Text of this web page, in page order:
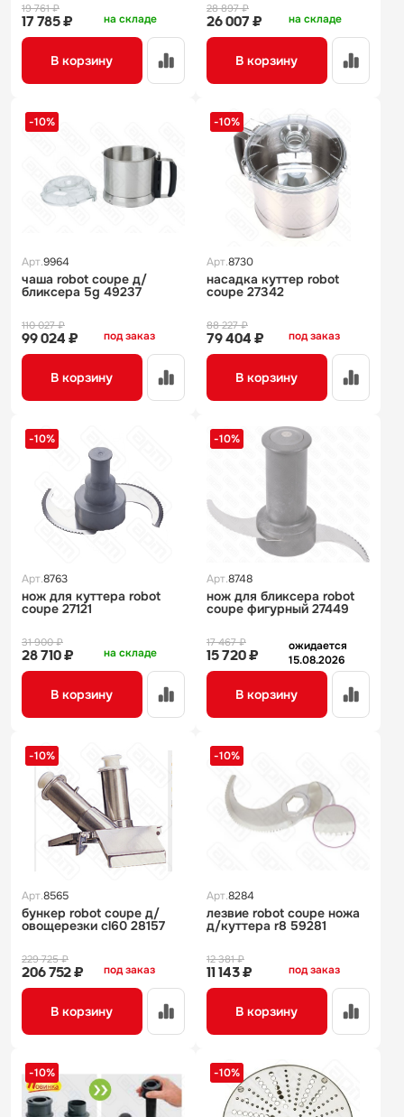
на складе
17 785 ₽
19 761 ₽
В корзину
на складе
26 007 ₽
28 897 ₽
В корзину
-10%
Арт.9964
чаша robot coupe д/
бликсера 5g 49237
под заказ
99 024 ₽
110 027 ₽
В корзину
-10%
Арт.8730
насадка куттер robot
coupe 27342
под заказ
79 404 ₽
88 227 ₽
В корзину
-10%
Арт.8763
нож для куттера robot
coupe 27121
на складе
28 710 ₽
31 900 ₽
В корзину
-10%
Арт.8748
нож для бликсера robot
coupe фигурный 27449
ожидается
15.08.2026
15 720 ₽
17 467 ₽
В корзину
-10%
Арт.8565
бункер robot coupe д/
овощерезки cl60 28157
под заказ
206 752 ₽
229 725 ₽
В корзину
-10%
Арт.8284
лезвие robot coupe ножа
д/куттера r8 59281
под заказ
11 143 ₽
12 381 ₽
В корзину
-10% -10%